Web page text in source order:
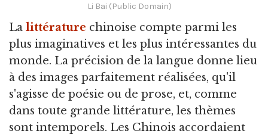
Li Bai (Public Domain)
La littérature chinoise compte parmi les
plus imaginatives et les plus intéressantes du
monde. La précision de la langue donne lieu
à des images parfaitement réalisées, qu'il
s'agisse de poésie ou de prose, et, comme
dans toute grande littérature, les thèmes
sont intemporels. Les Chinois accordaient